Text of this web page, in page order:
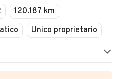
120.187 km
Unico proprietario